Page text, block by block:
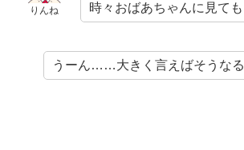
りんね
時々おばあちゃんに見て
うーん……大きく言えばそうなる